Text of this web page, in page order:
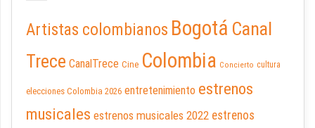
Artistas colombianos Bogotá Canal
Trece CanalTrece Cine Colombia Concierto cultura
elecciones Colombia 2026 entretenimiento estrenos
musicales estrenos musicales 2022 estrenos